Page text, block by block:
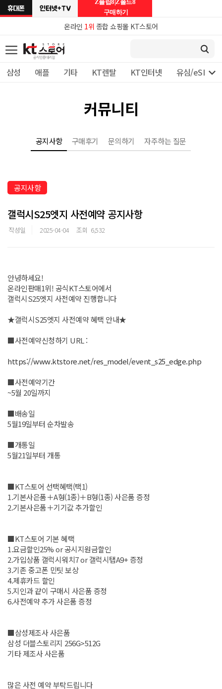
온라인 1위 종합 쇼핑몰 KT스토어
삼성 애플 기타 KT렌탈 KT인터넷 유심/eSIM 개

Z플립8|Z폴드8
구매하기
커뮤니티
공지사항 구매후기 문의하기 자주하는 질문
공지사항
갤럭시S25엣지 사전예약 공지사항
작성일 2025-04-04 조회 6,532
안녕하세요!
온라인판매1위! 공식KT스토어에서
갤럭시S25엣지 사전예약 진행합니다
★갤럭시S25엣지 사전예약 혜택 안내★
■사전예약신청하기 URL :
https://www.ktstore.net/res_model/event_s25_edge.php
■사전예약기간
~5월 20일까지
■배송일
5월19일부터 순차발송
■개통일
5월21일부터 개통
■KT스토어 선택혜택(택1)
1.기본사은품＋A형(1종)＋B형(1종) 사은품 증정
2.기본사은품＋기기값 추가할인
■KT스토어 기본 혜택
1.요금할인25% or 공시지원금할인
2.가입상품 갤럭시워치7 or 갤럭시탭A9+ 증정
3.기존 중고폰 민팃 보상
4.제휴카드 할인
5.지인과 같이 구매시 사은품 증정
6.사전예약 추가 사은품 증정
■삼성제조사 사은품
삼성 더블스토리지 256G>512G
기타 제조사 사은품
많은 사전 예약 부탁드립니다